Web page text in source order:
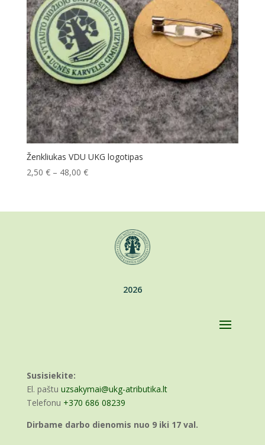
Ženkliukas VDU UKG logotipas
2,50 €– 48,00 €
2026
Susisiekite:
El. paštu uzsakymai@ukg-atributika.lt
Telefonu +370 686 08239
Dirbame darbo dienomis nuo 9 iki 17 val.